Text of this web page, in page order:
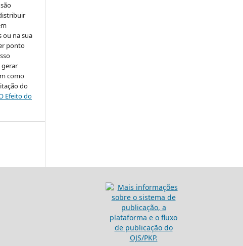
ou na sua
ponto
gerar
como
do
Efeito do